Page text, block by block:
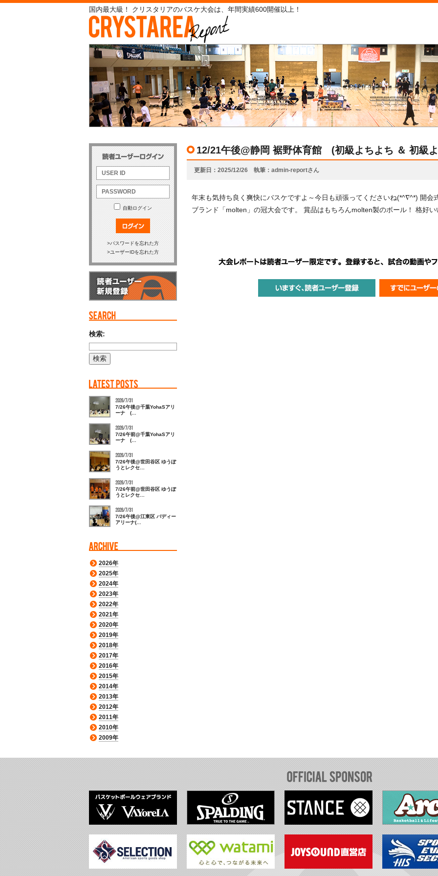
国内最大級！ クリスタリアのバスケ大会は、年間実績600開催以上！
12/21午後@静岡 裾野体育館 (初級よちよち ＆ 初級
更新日 2025/12/26 執筆 admin-reportさん
年末も気持ち良く爽快にバスケですよ～今日も頑張ってくださいね(*^∇^*) 開会
ブランド「molten」の冠大会です。 賞品はもちろんmolten製のボール！ 格好
自動ログイン
パスワードを忘れた方
ユーザーIDを忘れた方
検索:
2026/7/31
7/26午後@千葉YohaSアリ
ーナ (…
2026/7/31
7/26午前@千葉YohaSアリ
ーナ (…
2026/7/31
7/26午後@世田谷区 ゆうぽ
うとレクセ…
2026/7/31
7/26午前@世田谷区 ゆうぽ
うとレクセ…
2026/7/31
7/26午後@江東区 バディー
アリーナ(…
2026年
2025年
2024年
2023年
2022年
2021年
2020年
2019年
2018年
2017年
2016年
2015年
2014年
2013年
2012年
2011年
2010年
2009年